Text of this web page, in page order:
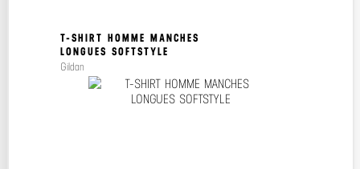
T-SHIRT HOMME MANCHES
LONGUES SOFTSTYLE
Gildan